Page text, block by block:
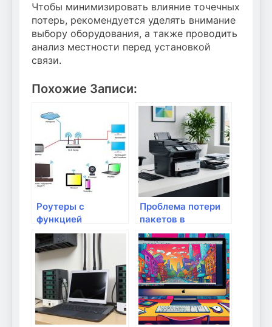
Чтобы минимизировать влияние точечных
потерь, рекомендуется уделять внимание
выбору оборудования, а также проводить
анализ местности перед установкой
связи.
Похожие Записи:
Роутеры с
функцией
улучшения
сигнала: как они
работают и когда
они нужны?
Проблема потери
пакетов в
интернет-
соединении: пути
решения